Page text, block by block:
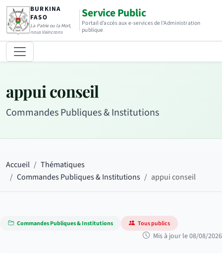
BURKINA
FASO
La Patrie ou la Mort,
nous Vaincrons
Service Public
Portail d’accès aux e-services de l’Administration
publique
appui conseil
Commandes Publiques & Institutions
Accueil
Thématiques
Commandes Publiques & Institutions
appui conseil
Commandes Publiques & Institutions Tous publics
Mis à jour le 08/08/2026